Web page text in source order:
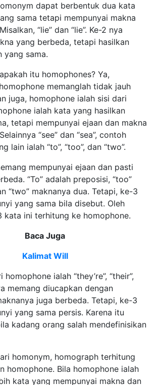
dapat berbentuk dua kata
sama tetapi mempunyai makna
“lie” dan “lie”. Ke-2 nya
yang berbeda, tetapi hasilkan
yang sama.
itu homophones? Ya,
memanglah tidak jauh
juga, homophone ialah sisi dari
ialah kata yang hasilkan
tetapi mempunyai ejaan dan makna
“see” dan “sea”, contoh
lain ialah “to”, “too”, dan “two”.
mempunyai ejaan dan pasti
“To” adalah preposisi, “too”
“two” maknanya dua. Tetapi, ke-3
yang sama bila disebut. Oleh
kata ini terhitung ke homophone.
Baca Juga
Kalimat Will
ialah “they’re”, “their”,
memang diucapkan dengan
juga berbeda. Tetapi, ke-3
yang sama persis. Karena itu
kadang orang salah mendefinisikan
homonym, homograph terhitung
homophone. Bila homophone ialah
kata yang mempunyai makna dan